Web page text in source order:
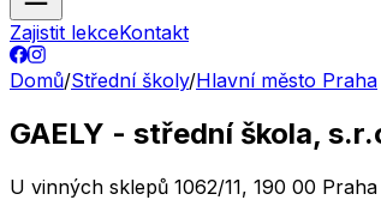
Zajistit lekceKontakt
Domů/Střední školy/Hlavní město Praha
GAELY - střední škola,
U vinných sklepů 1062/11, 190 00 Praha